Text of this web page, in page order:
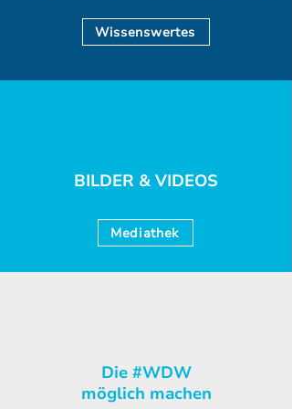
Wissenswertes
BILDER & VIDEOS
Mediathek
Die #WDW
möglich machen